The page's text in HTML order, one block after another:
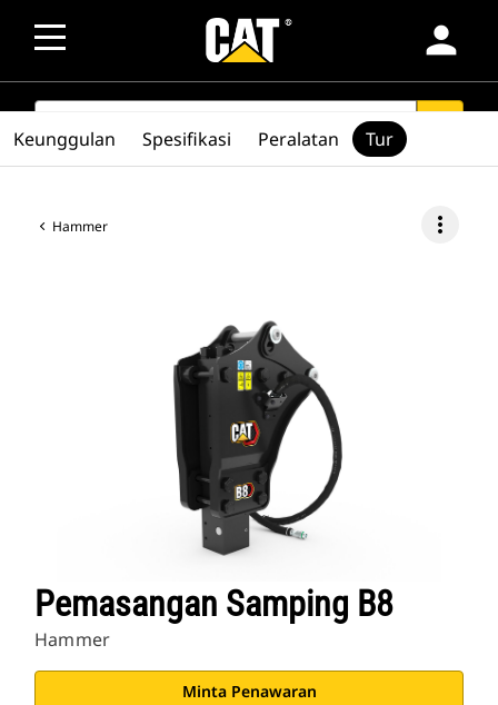
person
SEARCH
Hammer more_vert
Pemasangan Samping B8
Hammer
Minta Penawaran
Keunggulan Spesifikasi Peralatan Tur